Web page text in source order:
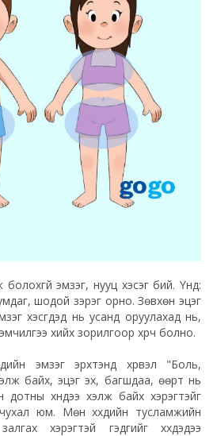
болохгүй эмзэг, нууц хэсэг бий. Үүнд:
шодой зэрэг орно. Зөвхөн эцэг
хэсгүүдэд нь усанд оруулахад нь,
хийх зорилгоор хүрч болно.
эмзэг эрхтэнд хүрвэл "Боль,
байх, эцэг эх, багшдаа, өөрт нь
дотны хүндээ хэлж байх хэрэгтэйг
чухал юм. Мөн хүүхдийн тусламжийн
хэрэгтэй гэдгийг хүүхдэдээ